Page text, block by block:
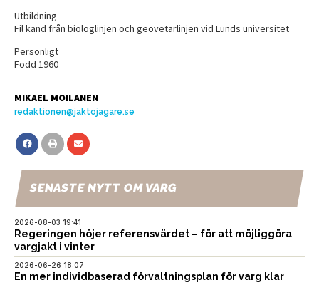
Utbildning
Fil kand från biologlinjen och geovetarlinjen vid Lunds universitet
Personligt
Född 1960
MIKAEL MOILANEN
redaktionen@jaktojagare.se
SENASTE NYTT OM VARG
2026-08-03 19:41
Regeringen höjer referensvärdet – för att möjliggöra
vargjakt i vinter
2026-06-26 18:07
En mer individbaserad förvaltningsplan för varg klar